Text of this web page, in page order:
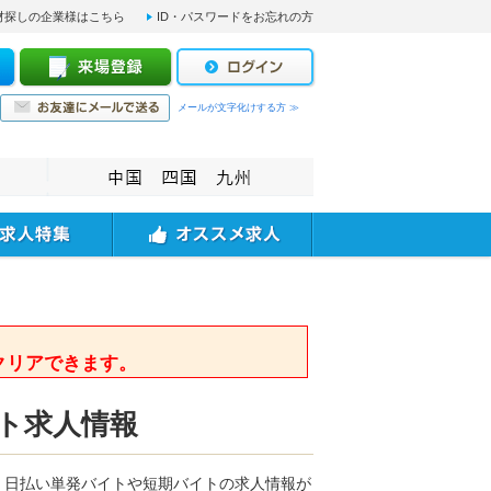
探しの企業様はこちら ID・パスワードをお忘れの方
メールが文字化けする方 ≫
アできます。
求人情報
払い単発バイトや短期バイトの求人情報が